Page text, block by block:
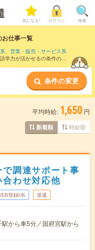
気になる! ログイン 検索
お仕事一覧
、 営業・販売・サービス系
学力が活かせるの条件の他
条件の変更
平均時給: 1,650 円
新着順 時給順
調達サポート事
わせ対応他
登録OK 派遣
から車5分／国府宮駅から